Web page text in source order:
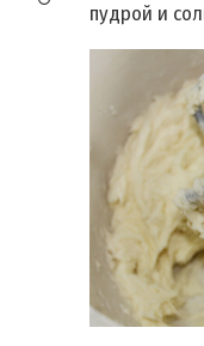
пудрой и